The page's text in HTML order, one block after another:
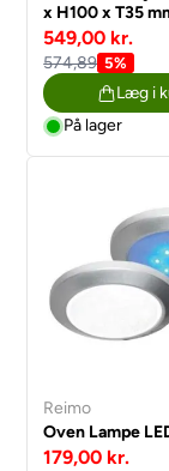
x H100 x T35
549,00 kr.
574,89 5%
Læg i
På lager
Reimo
Oven Lampe
179,00 kr.